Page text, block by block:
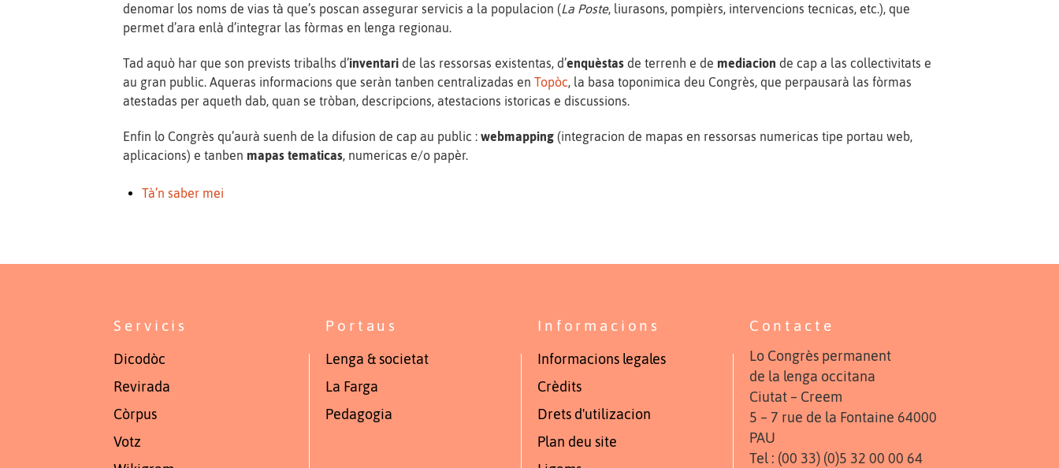
denomar los noms de vias tà que’s poscan assegurar servicis a la populacion (La Poste, liurasons, pompièrs, intervencions tecnicas, etc.), que
permet d’ara enlà d’integrar las fòrmas en lenga regionau.
Tad aquò har que son prevists tribalhs d’inventaride las ressorsas existentas, d’enquèstasde terrenh e de mediacionde cap a las collectivitats e
au gran public. Aqueras informacions que seràn tanben centralizadas enTopòc, la basa toponimica deu Congrès, que perpausarà las fòrmas
atestadas per aqueth dab, quan se tròban, descripcions, atestacions istoricas e discussions.
Enfin lo Congrès qu’aurà suenh de la difusion de cap au public :webmapping (integracion de mapas en ressorsas numericas tipe portau web,
aplicacions) e tanben mapas tematicas , numericas e/o papèr.
Tà’n saber mei
Servicis
Dicodòc
Revirada
Còrpus
Votz
Portaus
Lenga & societat
La Farga
Pedagogia
Informacions
Informacions legales
Crèdits
Drets d'utilizacion
Plan deu site
Contacte
Lo Congrès permanent
de la lenga occitana
Ciutat – Creem
5 – 7 rue de la Fontaine 64000
PAU
Tel : (00 33) (0)5 32 00 00 64